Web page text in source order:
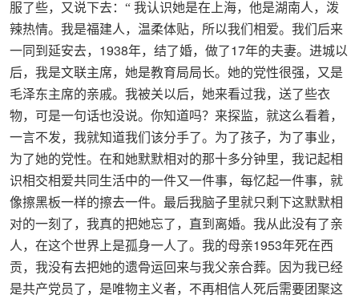
服了些，又说下去：“ 我认识她是在上海，他是湖南人，泼
辣热情。我是福建人，温柔体贴，所以我们相爱。我们后来
一同到延安去， 1938年，结了婚，做了17年的夫妻。进城以
后，我是文联主席，她是教育局局长。她的党性很强，又是
毛泽东主席的亲戚。我被关以后，她来看过我，送了些衣
物，可是一句话也没说。你知道吗？来探监，就这么看着，
一言不发，我就知道我们该分手了。为了孩子，为了事业，
为了她的党性。在和她默默相对的那十多分钟里，我记起相
识相交相爱共同生活中的一件又一件事，每忆起一件事，就
像擦黑板一样的擦去一件。最后我脑子里就只剩下这默默相
对的一刻了，我真的把她忘了，直到离婚。我从此没有了亲
人，在这个世界上是孤身一人了。我的母亲1953年死在西
贡，我没有去把她的遗骨运回来与我父亲合葬。因为我已经
是共产党员了，是唯物主义者，不再相信人死后需要团聚这